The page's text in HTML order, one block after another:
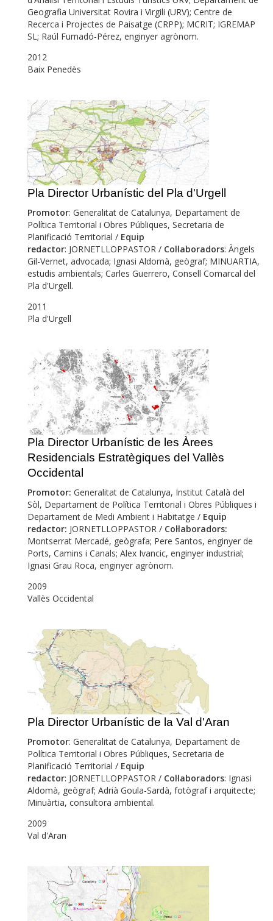
Geografia Universitat Rovira i Virgili (URV); Centre de
Recerca i Projectes de Paisatge (CRPP); MCRIT; IGREMAP
SL; Raúl Fumadó-Pérez, enginyer agrònom.
2012
Baix Penedès
Pla Director Urbanístic del Pla d'Urgell
Promotor: Generalitat de Catalunya, Departament de
Política Territorial i Obres Públiques, Secretaria de
Planificació Territorial / Equip
redactor: JORNETLLOPPASTOR / Col·laboradors: Àngels
Gil-Vernet, advocada; Ignasi Aldomà, geògraf; MINUARTIA,
estudis ambientals; Carles Guerrero, Consell Comarcal del
Pla d'Urgell.
2011
Pla d'Urgell
Pla Director Urbanístic de les Àrees
Residencials Estratègiques del Vallès
Occidental
Promotor: Generalitat de Catalunya, Institut Català del
Sòl, Departament de Política Territorial i Obres Públiques i
Departament de Medi Ambient i Habitatge / Equip
redactor: JORNETLLOPPASTOR / Col·laboradors:
Montserrat Mercadé, geògrafa; Pere Santos, enginyer de
Ports, Camins i Canals; Alex Ivancic, enginyer industrial;
Ignasi Grau Roca, enginyer agrònom.
2009
Vallès Occidental
Pla Director Urbanístic de la Val d'Aran
Promotor: Generalitat de Catalunya, Departament de
Política Territorial i Obres Públiques, Secretaria de
Planificació Territorial / Equip
redactor: JORNETLLOPPASTOR / Col·laboradors: Ignasi
Aldomà, geògraf; Adrià Goula-Sardà, fotògraf i arquitecte;
Minuàrtia, consultora ambiental.
2009
Val d'Aran